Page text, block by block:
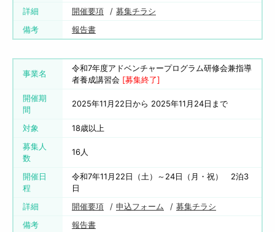
詳細 開催要項
募集チラシ
備考
報告書
事業名
令和7年度アドベンチャープログラム研修会兼指導
者養成講習会 [募集終了]
開催期
間
2025年11月22日から 2025年11月24日まで
対象
18歳以上
募集人
数
16人
開催日
程
令和7年11月22日（土）～24日（月・祝） 2泊3
日
詳細
開催要項 申込フォーム
募集チラシ
備考
報告書